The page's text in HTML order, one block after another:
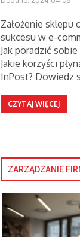
Założenie
sukcesu w e-
Jak poradzić
Jakie korzyści
InPost? Dowiedz
CZYTAJ WIĘCEJ
ZARZĄDZANIE